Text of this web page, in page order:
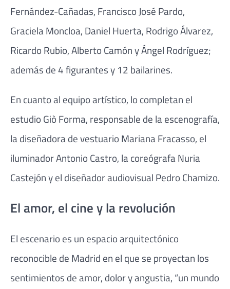
Fernández-Cañadas, Francisco José Pardo,
Graciela Moncloa, Daniel Huerta, Rodrigo Álvarez,
Ricardo Rubio, Alberto Camón y Ángel Rodríguez;
además de 4 figurantes y 12 bailarines.
En cuanto al equipo artístico, lo completan el
estudio Giò Forma, responsable de la escenografía,
la diseñadora de vestuario Mariana Fracasso, el
iluminador Antonio Castro, la coreógrafa Nuria
Castejón y el diseñador audiovisual Pedro Chamizo.
El amor, el cine y la revolución
El escenario es un espacio arquitectónico
reconocible de Madrid en el que se proyectan los
sentimientos de amor, dolor y angustia, “un mundo